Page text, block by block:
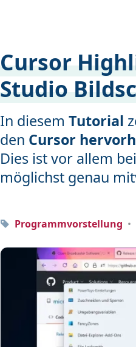
Cursor
Studio
In diesem Tutorial
den Cursor
Dies ist vor allem
möglichst genau
Programmvorstellung